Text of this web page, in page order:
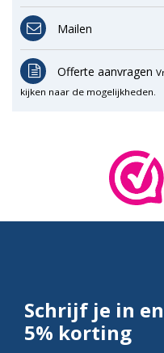
Mailen
Offerte aanvragen
kijken naar de mogelijkheden.
Schrijf je in
5% korting